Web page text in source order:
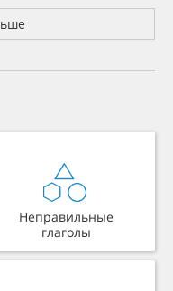
Неправильные
глаголы